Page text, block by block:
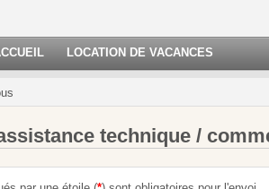
LOCATION DE VACANCES
technique /